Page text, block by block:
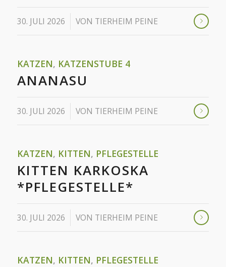
30. JULI 2026 VON TIERHEIM PEINE
KATZEN, KATZENSTUBE 4
ANANASU
30. JULI 2026 VON TIERHEIM PEINE
KATZEN, KITTEN, PFLEGESTELLE
KITTEN KARKOSKA
*PFLEGESTELLE*
30. JULI 2026 VON TIERHEIM PEINE
KATZEN, KITTEN, PFLEGESTELLE